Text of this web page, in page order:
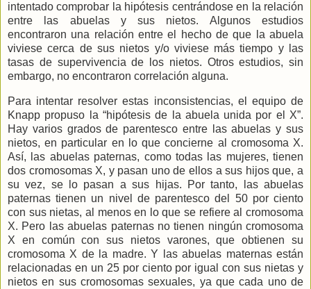
intentado comprobar la hipótesis centrándose en la relación
entre las abuelas y sus nietos. Algunos estudios
encontraron una relación entre el hecho de que la abuela
viviese cerca de sus nietos y/o viviese más tiempo y las
tasas de supervivencia de los nietos. Otros estudios, sin
embargo, no encontraron correlación alguna.
Para intentar resolver estas inconsistencias, el equipo de
Knapp propuso la “hipótesis de la abuela unida por el X”.
Hay varios grados de parentesco entre las abuelas y sus
nietos, en particular en lo que concierne al cromosoma X.
Así, las abuelas paternas, como todas las mujeres, tienen
dos cromosomas X, y pasan uno de ellos a sus hijos que, a
su vez, se lo pasan a sus hijas. Por tanto, las abuelas
paternas tienen un nivel de parentesco del 50 por ciento
con sus nietas, al menos en lo que se refiere al cromosoma
X. Pero las abuelas paternas no tienen ningún cromosoma
X en común con sus nietos varones, que obtienen su
cromosoma X de la madre. Y las abuelas maternas están
relacionadas en un 25 por ciento por igual con sus nietas y
nietos en sus cromosomas sexuales, ya que cada uno de